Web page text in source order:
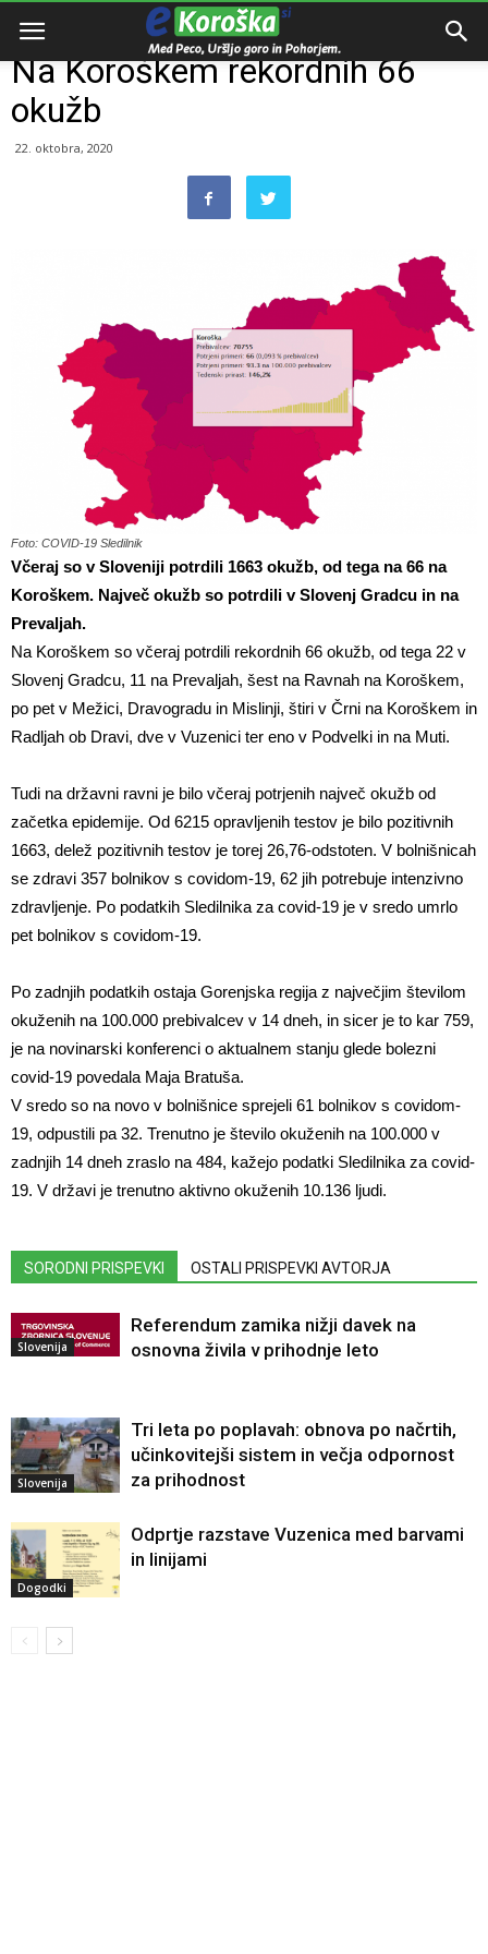
Domov
Na Koroškem rekordnih 66
okužb
22. oktobra, 2020
Foto: COVID-19 Sledilnik
Včeraj so v Sloveniji potrdili 1663 okužb, od tega na 66 na
Koroškem. Največ okužb so potrdili v Slovenj Gradcu in na
Prevaljah.
Na Koroškem so včeraj potrdili rekordnih 66 okužb, od tega 22 v
Slovenj Gradcu, 11 na Prevaljah, šest na Ravnah na Koroškem,
po pet v Mežici, Dravogradu in Mislinji, štiri v Črni na Koroškem in
Radljah ob Dravi, dve v Vuzenici ter eno v Podvelki in na Muti.
Tudi na državni ravni je bilo včeraj potrjenih največ okužb od
začetka epidemije. Od 6215 opravljenih testov je bilo pozitivnih
1663, delež pozitivnih testov je torej 26,76-odstoten. V bolnišnicah
se zdravi 357 bolnikov s covidom-19, 62 jih potrebuje intenzivno
zdravljenje. Po podatkih Sledilnika za covid-19 je v sredo umrlo
pet bolnikov s covidom-19.
Po zadnjih podatkih ostaja Gorenjska regija z največjim številom
okuženih na 100.000 prebivalcev v 14 dneh, in sicer je to kar 759,
je na novinarski konferenci o aktualnem stanju glede bolezni
covid-19 povedala Maja Bratuša.
V sredo so na novo v bolnišnice sprejeli 61 bolnikov s covidom-
19, odpustili pa 32. Trenutno je število okuženih na 100.000 v
zadnjih 14 dneh zraslo na 484, kažejo podatki Sledilnika za covid-
19. V državi je trenutno aktivno okuženih 10.136 ljudi.
SORODNI PRISPEVKI OSTALI PRISPEVKI AVTORJA
Slovenija
Referendum zamika nižji davek na
osnovna živila v prihodnje leto
Slovenija
Tri leta po poplavah: obnova po načrtih,
učinkovitejši sistem in večja odpornost
za prihodnost
Dogodki
Odprtje razstave Vuzenica med barvami
in linijami